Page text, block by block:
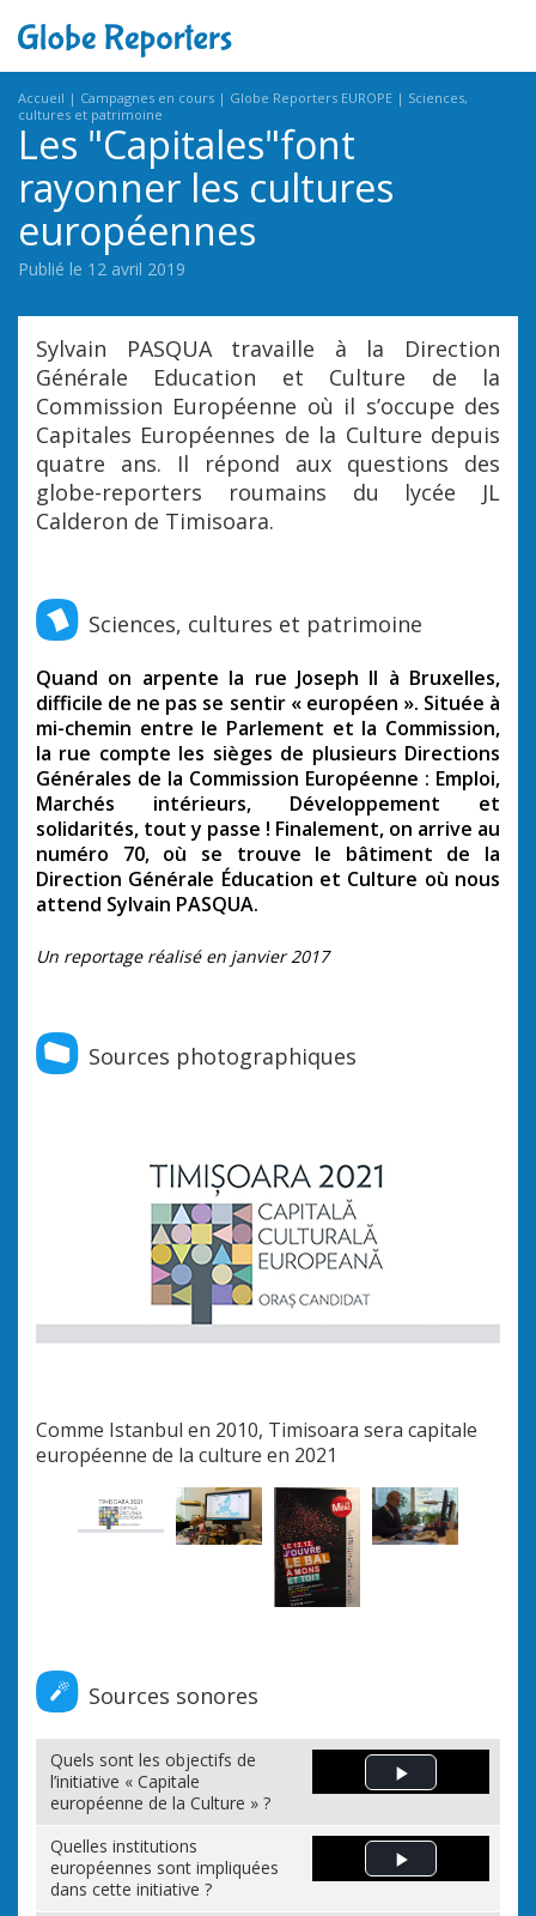
Accueil Campagnes en cours Globe Reporters EUROPE
Sciences,
cultures et patrimoine
Les "Capitales"font
rayonner les cultures
européennes
Publié le 12 avril 2019
Sylvain PASQUA travaille à la Direction
Générale Education et Culture de la
Commission Européenne où il s’occupe des
Capitales Européennes de la Culture depuis
quatre ans. Il répond aux questions des
globe-reporters roumains du lycée JL
Calderon de Timisoara.
Sciences, cultures et patrimoine
Quand on arpente la rue Joseph II à Bruxelles,
difficile de ne pas se sentir « européen ». Située à
mi-chemin entre le Parlement et la Commission,
la rue compte les sièges de plusieurs Directions
Générales de la Commission Européenne : Emploi,
Marchés intérieurs, Développement et
solidarités, tout y passe ! Finalement, on arrive au
numéro 70, où se trouve le bâtiment de la
Direction Générale Éducation et Culture où nous
attend Sylvain PASQUA.
Un reportage réalisé en janvier 2017
Sources photographiques
Comme Istanbul en 2010, Timisoara sera capitale
européenne de la culture en 2021
Sources sonores
Quels sont les objectifs de
l’initiative « Capitale
européenne de la Culture » ?
Play Video
Quelles institutions
européennes sont impliquées
dans cette initiative ?
Play Video